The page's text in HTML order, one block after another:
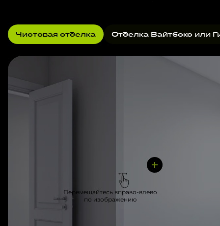
Чистовая отделка Отделка Вайтбокс или
Перемещайтесь вправо-влево
по изображению